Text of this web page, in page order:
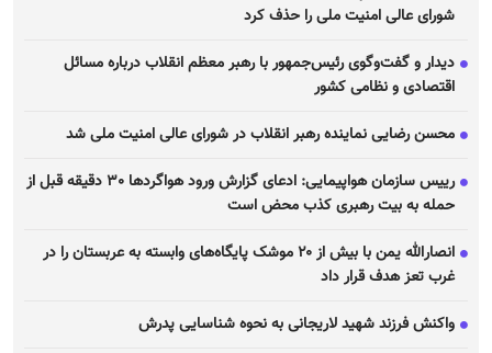
شورای عالی امنیت ملی را حذف کرد
دیدار و گفت‌وگوی رئیس‌جمهور با رهبر معظم انقلاب درباره مسائل
اقتصادی و نظامی کشور
محسن رضایی نماینده رهبر انقلاب در شورای عالی امنیت ملی شد
رییس سازمان هواپیمایی: ادعای گزارش ورود هواگرد‌ها ٣٠ دقیقه قبل از
حمله به بیت رهبری کذب محض است
انصارالله یمن با بیش از ۲۰ موشک پایگاه‌های وابسته به عربستان را در
غرب تعز هدف قرار داد
واکنش فرزند شهید لاریجانی به نحوه شناسایی پدرش